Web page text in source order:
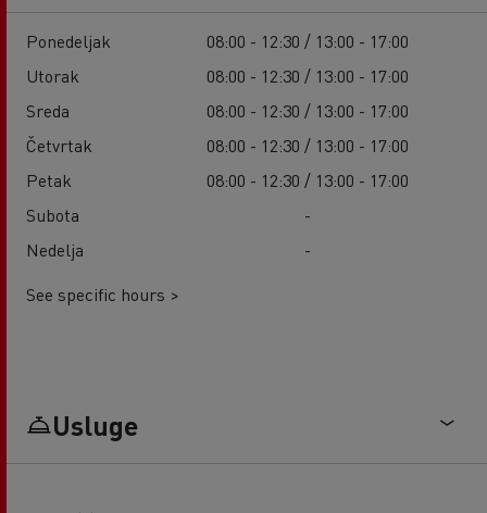
Ponedeljak
08:00 - 12:30 / 13:00 - 17:00
Utorak
08:00 - 12:30 / 13:00 - 17:00
Sreda
08:00 - 12:30 / 13:00 - 17:00
Četvrtak
08:00 - 12:30 / 13:00 - 17:00
Petak
08:00 - 12:30 / 13:00 - 17:00
Subota
-
Nedelja
-
See specific hours >
Usluge